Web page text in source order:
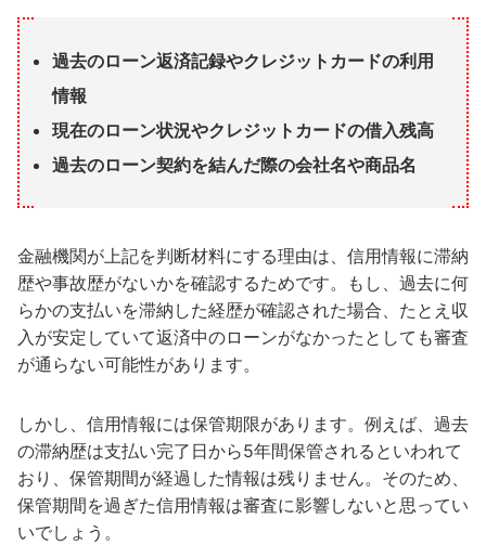
過去のローン返済記録やクレジットカードの利用
情報
現在のローン状況やクレジットカードの借入残高
過去のローン契約を結んだ際の会社名や商品名
金融機関が上記を判断材料にする理由は、信用情報に滞納
歴や事故歴がないかを確認するためです。もし、過去に何
らかの支払いを滞納した経歴が確認された場合、たとえ収
入が安定していて返済中のローンがなかったとしても審査
が通らない可能性があります。
しかし、信用情報には保管期限があります。例えば、過去
の滞納歴は支払い完了日から5年間保管されるといわれて
おり、保管期間が経過した情報は残りません。そのため、
保管期間を過ぎた信用情報は審査に影響しないと思ってい
いでしょう。